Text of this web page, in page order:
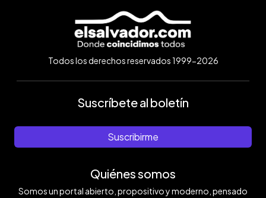
Todos los derechos reservados 1999-2026
Suscríbete al boletín
Suscribirme
Quiénes somos
Somos un portal abierto, propositivo y moderno, pensado